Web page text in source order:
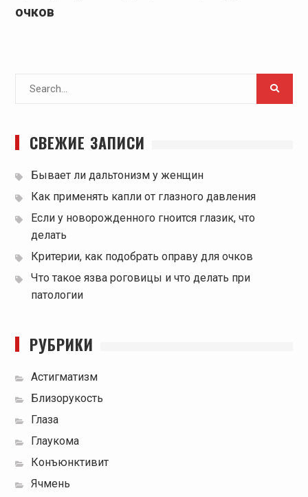
очков
СВЕЖИЕ ЗАПИСИ
Бывает ли дальтонизм у женщин
Как применять капли от глазного давления
Если у новорожденного гноится глазик, что
делать
Критерии, как подобрать оправу для очков
Что такое язва роговицы и что делать при
патологии
РУБРИКИ
Астигматизм
Близорукость
Глаза
Глаукома
Конъюнктивит
Ячмень